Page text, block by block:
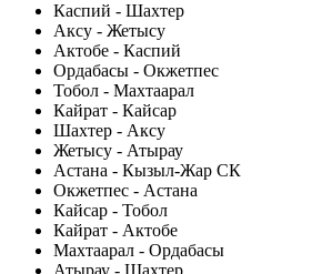
Каспий - Шахтер
Аксу - Жетысу
Актобе - Каспий
Ордабасы - Окжетпес
Тобол - Махтаарал
Кайрат - Кайсар
Шахтер - Аксу
Жетысу - Атырау
Астана - Кызыл-Жар СК
Окжетпес - Астана
Кайсар - Тобол
Кайрат - Актобе
Махтаарал - Ордабасы